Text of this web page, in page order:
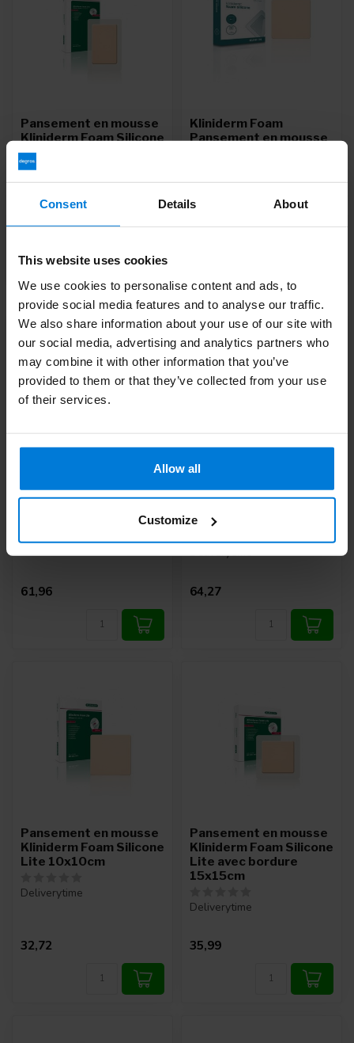
Consent Details About
This website uses cookies
We use cookies to personalise content and ads, to
provide social media features and to analyse our traffic.
We also share information about your use of our site with
our social media, advertising and analytics partners who
may combine it with other information that you’ve
provided to them or that they’ve collected from your use
of their services.
Allow all
Customize
Pansement en mousse
Kliniderm Foam Silicone
Lite avec Bordure
5x12.5cm
Deliverytime
Kliniderm Foam
Pansement en mousse
Deliverytime
silicone Mepitel
Deliverytime
61,96
Talon de bandage en
mousse de silicone
bordure
Deliverytime
64,27
Pansement en mousse
Kliniderm Foam Silicone
Lite 10x10cm
Deliverytime
32,72
Pansement en mousse
Kliniderm Foam Silicone
Lite avec bordure
15x15cm
Deliverytime
35,99